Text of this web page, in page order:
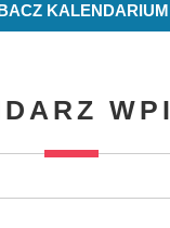
KALENDARIUM